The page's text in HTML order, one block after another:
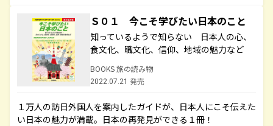
Ｓ０１ 今こそ学びたい日本のこと
知っているようで知らない 日本人の心、
食文化、職文化、信仰、地域の魅力など
BOOKS 旅の読み物
2022.07.21 発売
１万人の訪日外国人を案内したガイドが、日本人にこそ伝えた
い日本の魅力が満載。日本の再発見ができる１冊！